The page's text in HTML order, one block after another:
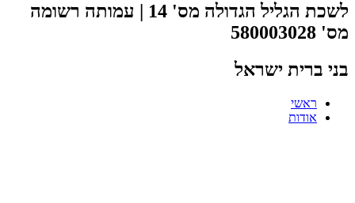
לשכת הגליל הגדולה מס' 14 | עמותה רשומה
מס' 580003028
בני ברית ישראל
ראשי
אודות